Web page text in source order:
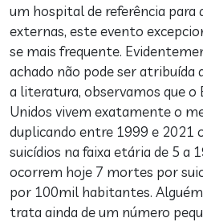
um hospital de referência para
externas, este evento
se mais frequente.
achado não pode ser atribuída
a literatura, observamos que o
Unidos vivem exatamente o
duplicando entre 1999 e 2021
suicídios na faixa etária de 5 a
ocorrem hoje 7 mortes por
por 100mil habitantes.
trata ainda de um número